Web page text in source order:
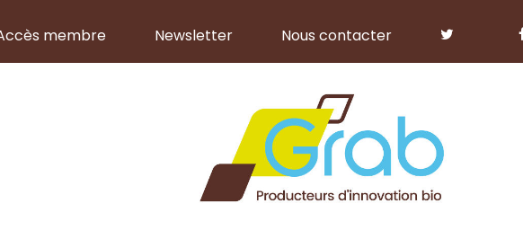
membre Newsletter Nous contacter